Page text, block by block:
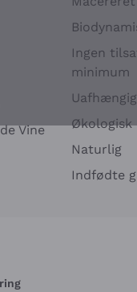
Vine
Ingen
minimum
Økologisk
Naturlig
Indfødte